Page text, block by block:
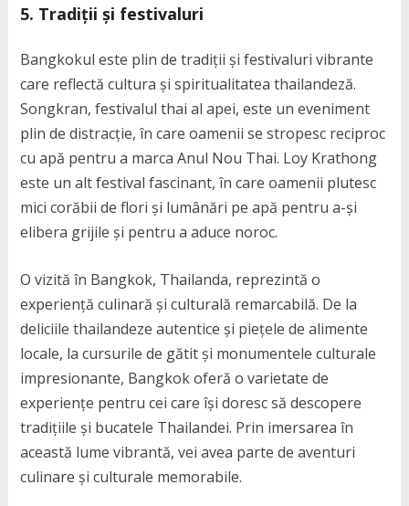
5. Tradiții și festivaluri
Bangkokul este plin de tradiții și festivaluri vibrante
care reflectă cultura și spiritualitatea thailandeză.
Songkran, festivalul thai al apei, este un eveniment
plin de distracție, în care oamenii se stropesc reciproc
cu apă pentru a marca Anul Nou Thai. Loy Krathong
este un alt festival fascinant, în care oamenii plutesc
mici corăbii de flori și lumânări pe apă pentru a-și
elibera grijile și pentru a aduce noroc.
O vizită în Bangkok, Thailanda, reprezintă o
experiență culinară și culturală remarcabilă. De la
deliciile thailandeze autentice și piețele de alimente
locale, la cursurile de gătit și monumentele culturale
impresionante, Bangkok oferă o varietate de
experiențe pentru cei care își doresc să descopere
tradițiile și bucatele Thailandei. Prin imersarea în
această lume vibrantă, vei avea parte de aventuri
culinare și culturale memorabile.